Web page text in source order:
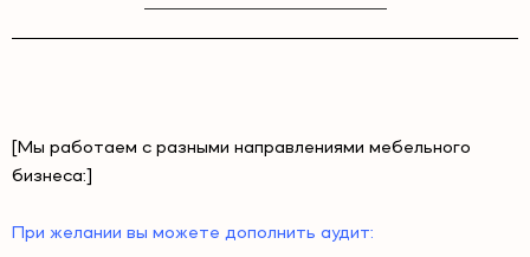
[Мы работаем с разными направлениями мебельного
бизнеса:]
При желании вы можете дополнить аудит: